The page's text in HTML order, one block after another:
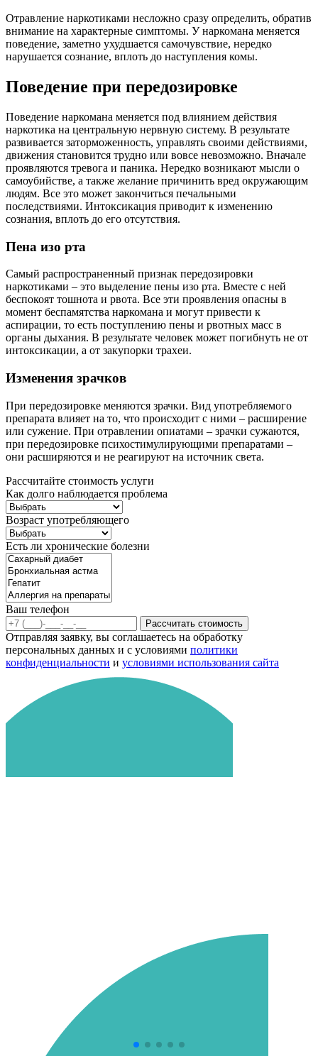
Отравление наркотиками несложно сразу определить, обратив
внимание на характерные симптомы. У наркомана меняется
поведение, заметно ухудшается самочувствие, нередко
нарушается сознание, вплоть до наступления комы.
Поведение при передозировке
Поведение наркомана меняется под влиянием действия
наркотика на центральную нервную систему. В результате
развивается заторможенность, управлять своими действиями,
движения становится трудно или вовсе невозможно. Вначале
проявляются тревога и паника. Нередко возникают мысли о
самоубийстве, а также желание причинить вред окружающим
людям. Все это может закончиться печальными
последствиями. Интоксикация приводит к изменению
сознания, вплоть до его отсутствия.
Пена изо рта
Самый распространенный признак передозировки
наркотиками – это выделение пены изо рта. Вместе с ней
беспокоят тошнота и рвота. Все эти проявления опасны в
момент беспамятства наркомана и могут привести к
аспирации, то есть поступлению пены и рвотных масс в
органы дыхания. В результате человек может погибнуть не от
интоксикации, а от закупорки трахеи.
Изменения зрачков
При передозировке меняются зрачки. Вид употребляемого
препарата влияет на то, что происходит с ними – расширение
или сужение. При отравлении опиатами – зрачки сужаются,
при передозировке психостимулирующими препаратами –
они расширяются и не реагируют на источник света.
Рассчитайте стоимость услуги
Как долго наблюдается проблема
Возраст употребляющего
Есть ли хронические болезни
Ваш телефон
Рассчитать стоимость
Отправляя заявку, вы соглашаетесь на обработку
персональных данных и с условиями политики
конфиденциальности и условиями использования сайта